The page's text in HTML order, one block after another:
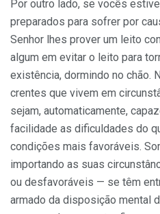
Por outro lado, se vocês
preparados para sofrer por
Senhor lhes prover um leito
algum em evitar o leito para
exis­tência, dormindo no chão.
crentes que vivem em
sejam, automaticamente,
facilidade as dificuldades do
condições mais favoráveis.
importando as suas
ou desfavoráveis — se têm
armado da disposição mental